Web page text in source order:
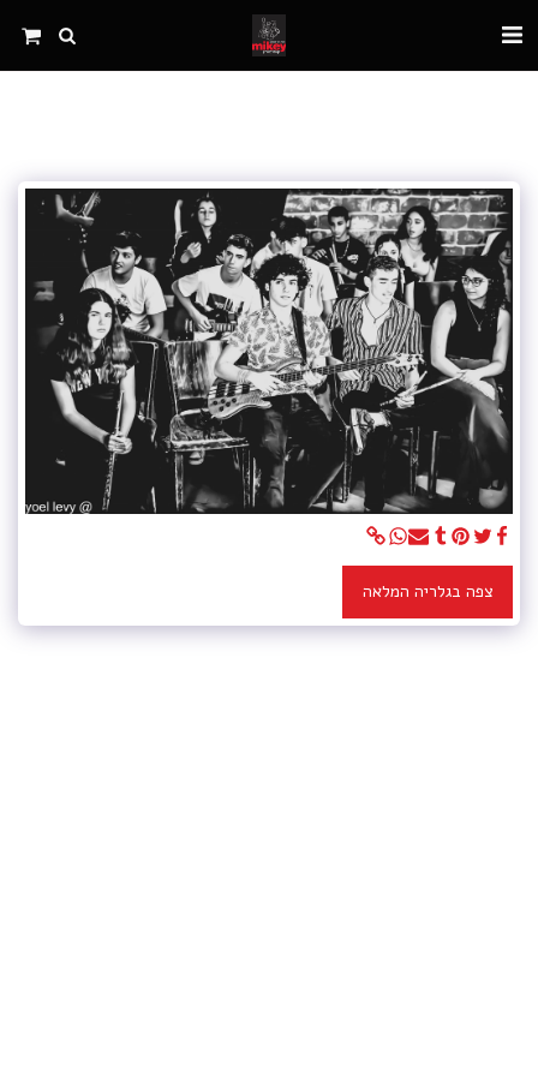
צפה בגלריה המלאה